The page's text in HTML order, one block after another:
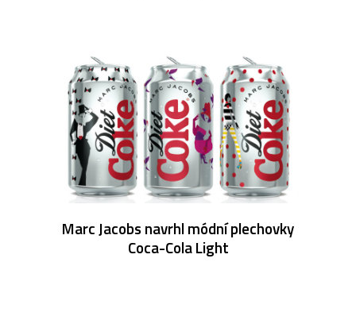
Marc Jacobs navrhl módní plechovky
Coca-Cola Light